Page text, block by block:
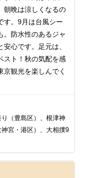
朝晩は涼しくなるの
す。9月は台風シー
。防水性のあるジャ
心です。足元は、
スト！秋の気配を感
京観光を楽しんでく
（豊島区）、根津神
宮・港区）、大相撲9